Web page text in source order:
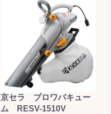
京セラ ブロワバキュー
ム RESV-1510V